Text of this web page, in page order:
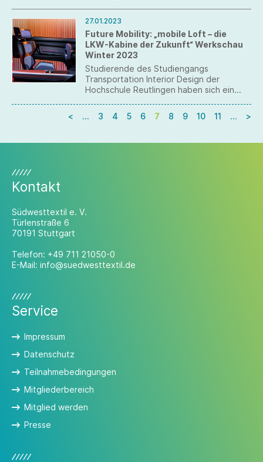
hergestellt werden können.
27.01.2023
Future Mobility: „mobile Loft – die
LKW-Kabine der Zukunft“ Werkschau
Winter 2023
Studierende des Studiengangs
Transportation Interior Design der
Hochschule Reutlingen haben sich ein
mit digitalen Arbeits- und
Kollaborationsmethoden mit Fragen
< … 3 4 5 6 7 8 9 10 11 … >
Kontakt
Südwesttextil e. V.
Türlenstraße 6
70191 Stuttgart
Telefon: +49 711 21050-0
E-Mail: info@suedwesttextil.de
Service
Impressum
Datenschutz
Teilnahmebedingungen
Mitgliederbereich
Mitglied werden
Presse